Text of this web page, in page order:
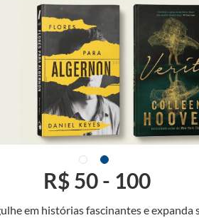
em histórias fascinantes e
R$ 50 - 100